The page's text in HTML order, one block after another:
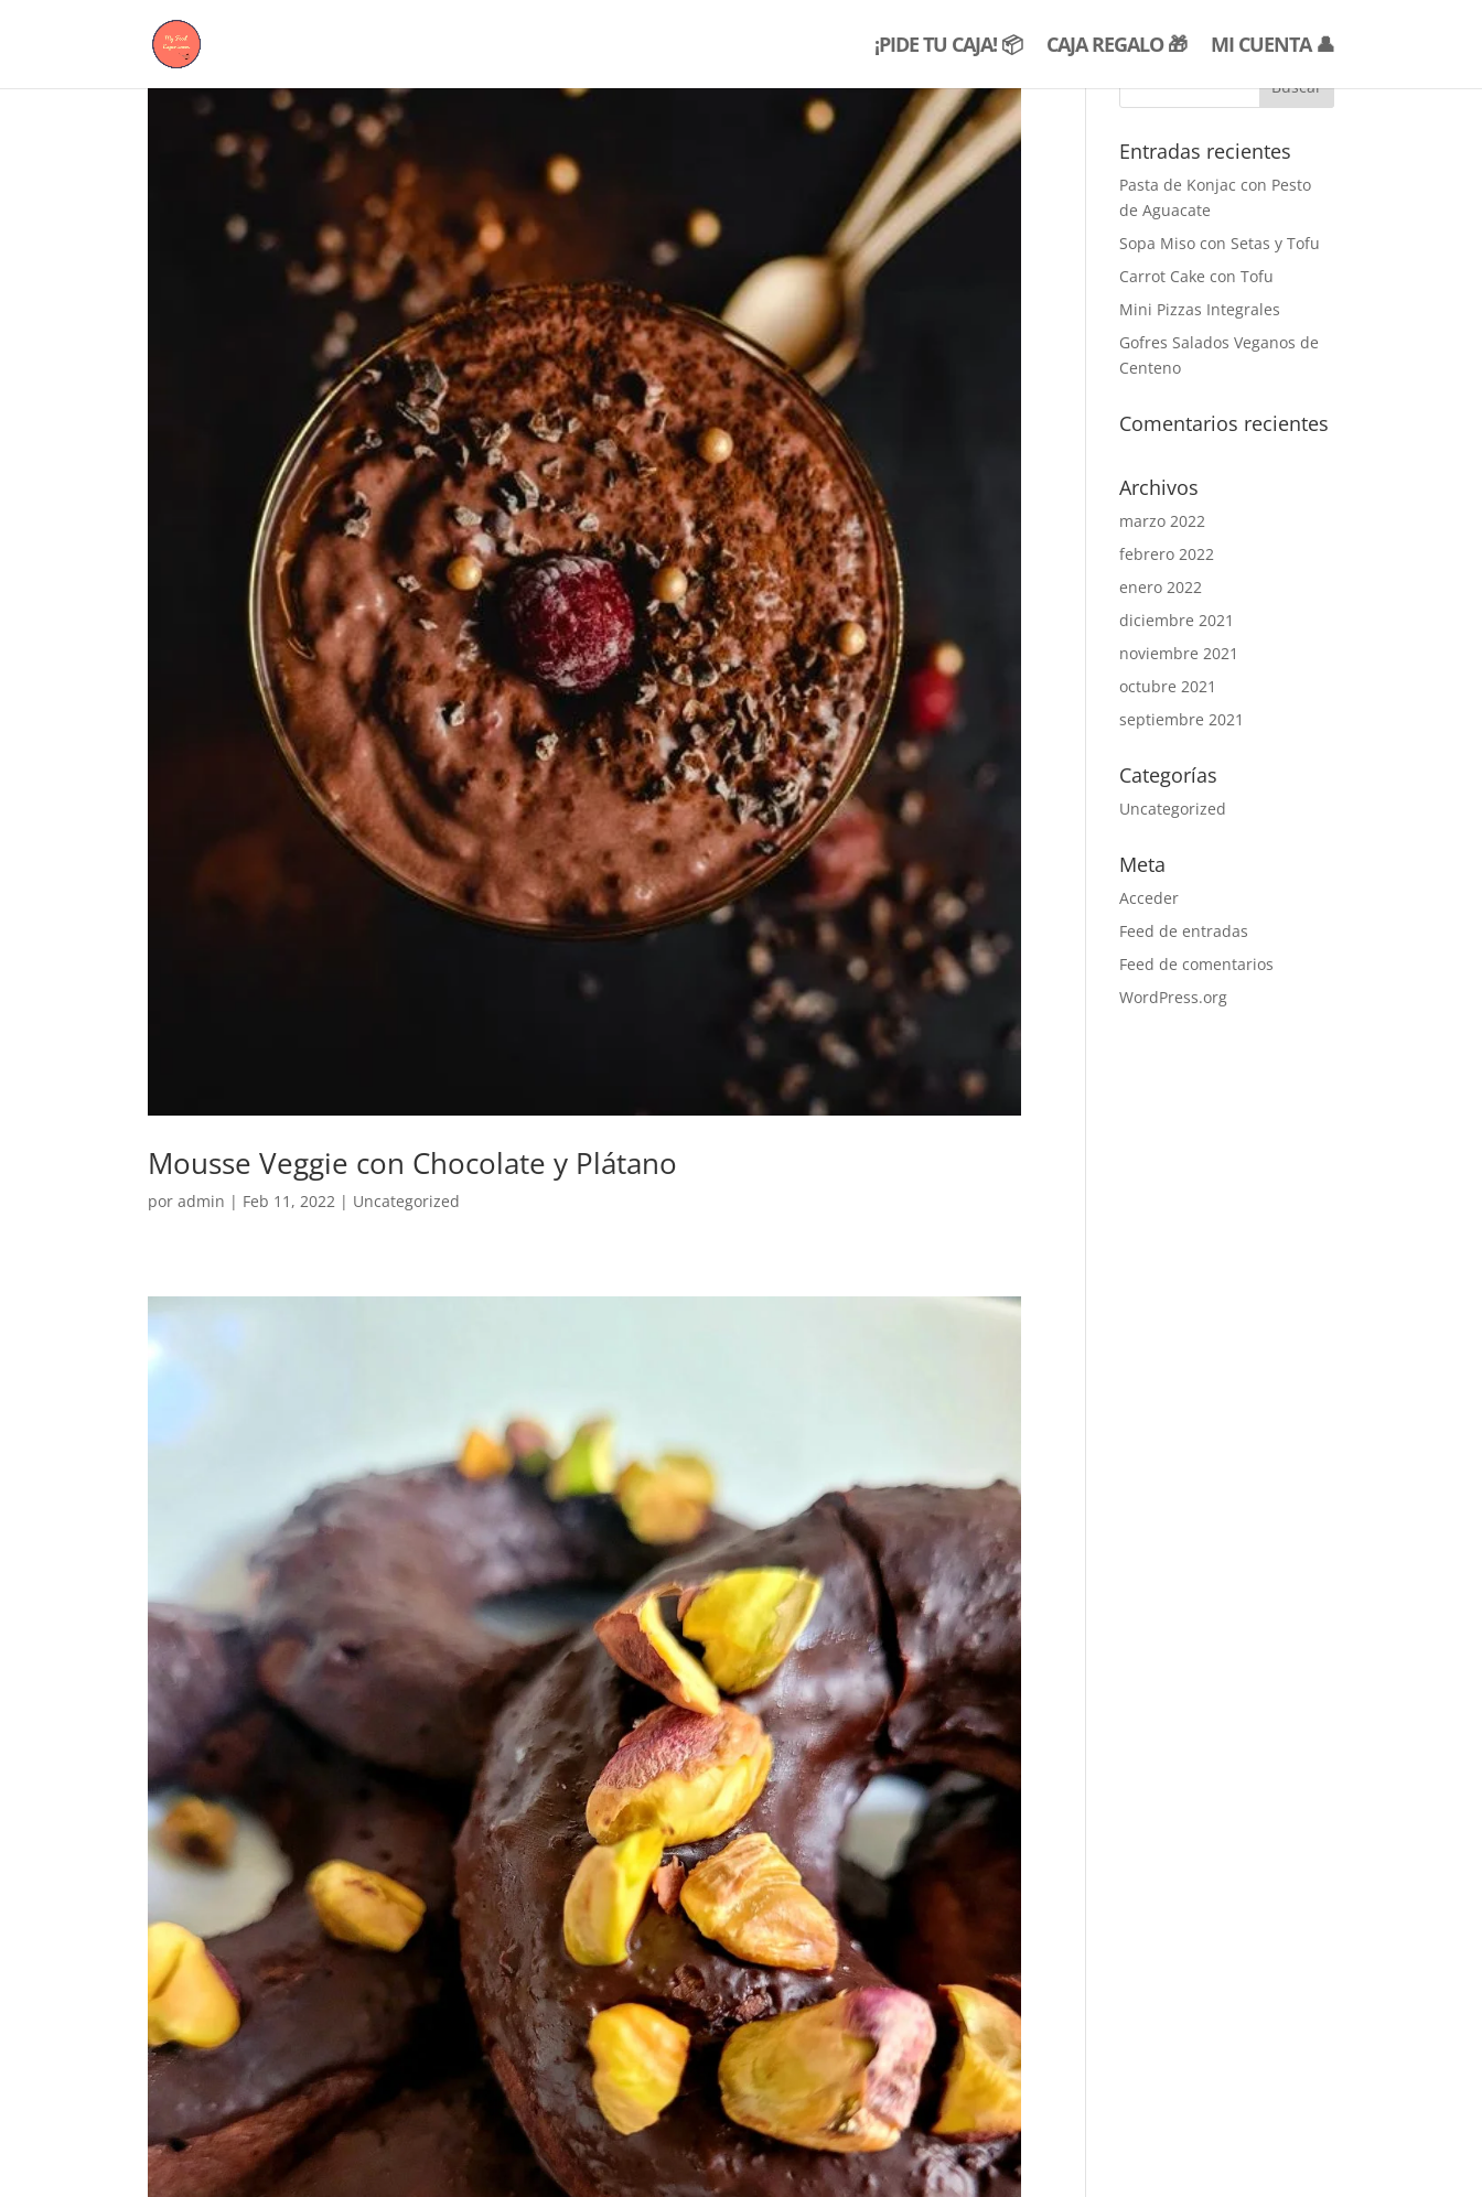
¡PIDE TU CAJA! 📦 CAJA REGALO 🎁 MI CUENTA 👤
Mousse Veggie con Chocolate y Plátano
poradmin | Feb 11, 2022 | Uncategorized
Entradas recientes
Pasta de Konjac con Pesto
de Aguacate
Sopa Miso con Setas y Tofu
Carrot Cake con Tofu
Mini Pizzas Integrales
Gofres Salados Veganos de
Centeno
Comentarios recientes
Archivos
marzo 2022
febrero 2022
enero 2022
diciembre 2021
noviembre 2021
octubre 2021
septiembre 2021
Categorías
Uncategorized
Meta
Acceder
Feed de entradas
Feed de comentarios
WordPress.org